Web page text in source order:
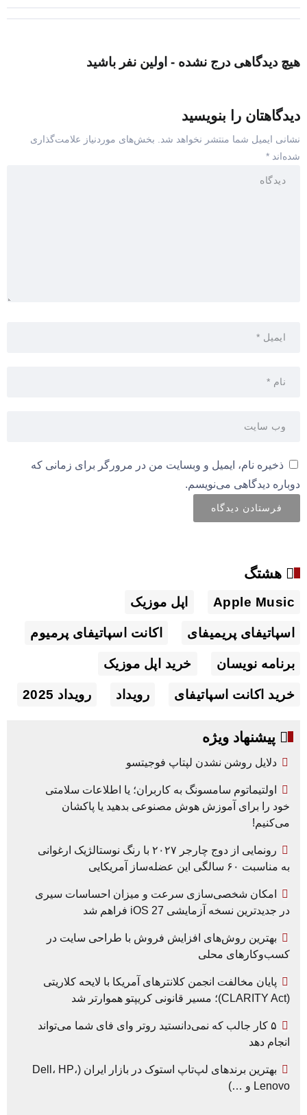
هیچ دیدگاهی درج نشده - اولین نفر باشید
دیدگاهتان را بنویسید
نشانی ایمیل شما منتشر نخواهد شد.
بخش‌های موردنیاز علامت‌گذاری
شده‌اند *
ذخیره نام، ایمیل و وبسایت من در مرورگر برای زمانی که
دوباره دیدگاهی می‌نویسم.
هشتگ
Apple Music اپل موزیک
اسپاتیفای پریمیفای اکانت اسپاتیفای پرمیوم
برنامه نویسان خرید اپل موزیک
خرید اکانت اسپاتیفای رویداد رویداد 2025
پیشنهاد ویژه
دلایل روشن نشدن لپتاپ فوجیتسو
اولتیماتوم سامسونگ به کاربران؛ یا اطلاعات سلامتی
خود را برای آموزش هوش مصنوعی بدهید یا پاکشان
می‌کنیم!
رونمایی از دوج چارجر ۲۰۲۷ با رنگ نوستالژیک ارغوانی
به مناسبت ۶۰ سالگی این عضله‌ساز آمریکایی
امکان شخصی‌سازی سرعت و میزان احساسات سیری
در جدیدترین نسخه آزمایشی iOS 27 فراهم شد
بهترین روش‌های افزایش فروش با طراحی سایت در
کسب‌وکارهای محلی
پایان مخالفت انجمن کلانترهای آمریکا با لایحه کلاریتی
(CLARITY Act)؛ مسیر قانونی کریپتو هموارتر شد
۵ کار جالب که نمی‌دانستید روتر وای فای شما می‌تواند
انجام دهد
بهترین برندهای لپ‌تاپ استوک در بازار ایران (Dell، HP،
Lenovo و …)